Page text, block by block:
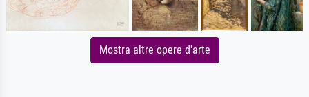
Mostra altre opere d'arte